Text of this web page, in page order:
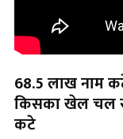
68.5 लाख नाम
किसका खेल चल
कटे